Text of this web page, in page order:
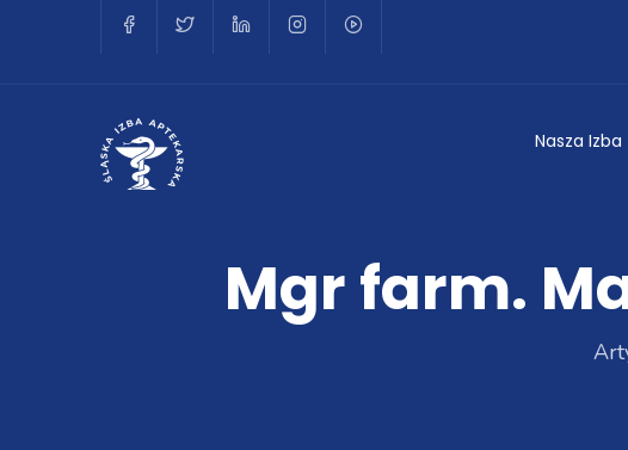
Nasza Izba
Mgr farm.